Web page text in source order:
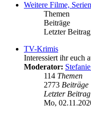
Weitere Filme,
Themen
Beiträge
Letzter Beitrag
TV-Krimis
Interessiert ihr euch
Moderator:
114 Themen
2773 Beiträge
Letzter Beitrag
Mo,